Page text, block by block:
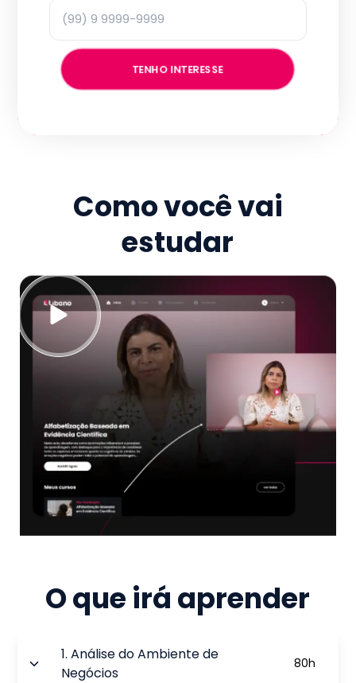
TENHO INTERESSE
Como você vai
estudar
O que irá aprender
1.Análise do Ambiente de
Negócios
80h